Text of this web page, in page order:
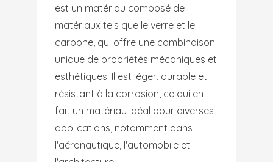
est un matériau composé de
matériaux tels que le verre et le
carbone, qui offre une combinaison
unique de propriétés mécaniques et
esthétiques. Il est léger, durable et
résistant à la corrosion, ce qui en
fait un matériau idéal pour diverses
applications, notamment dans
l'aéronautique, l'automobile et